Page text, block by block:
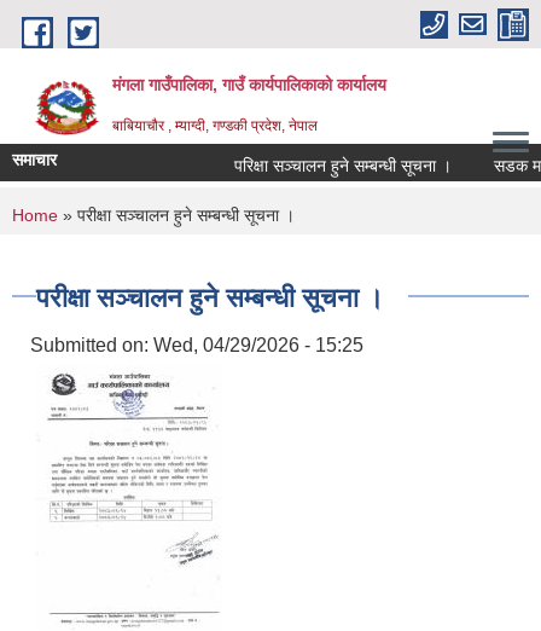
Skip to main content
मंगला गाउँपालिका, गाउँ कार्यपालिकाको कार्यालय
बाबियाचौर , म्याग्दी, गण्डकी प्रदेश, नेपाल
समाचार परिक्षा सञ्चालन हुने सम्बन्धी सूचना । सडक
You are here
Home » परीक्षा सञ्चालन हुने सम्बन्धी सूचना ।
परीक्षा सञ्चालन हुने सम्बन्धी सूचना ।
Submitted on: Wed, 04/29/2026 - 15:25